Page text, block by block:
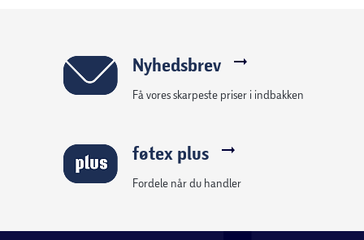
opbevaring
Tre udskiftelige badges giver mulighed for at ændre
taskens forside og tilføje et personligt præg.
Nyhedsbrev
Få vores skarpeste priser i indbakken
føtex plus
Fordele når du handler